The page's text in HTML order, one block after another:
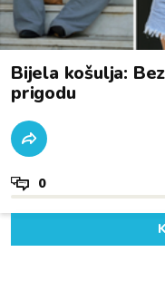
Bijela košulja:
prigodu
0